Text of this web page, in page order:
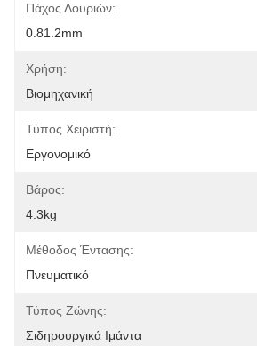
Πάχος Λουριών:
0.81.2mm
Χρήση:
Βιομηχανική
Τύπος Χειριστή:
Εργονομικό
Βάρος:
4.3kg
Μέθοδος Έντασης:
Πνευματικό
Τύπος Ζώνης:
Σιδηρουργικά Ιμάντα